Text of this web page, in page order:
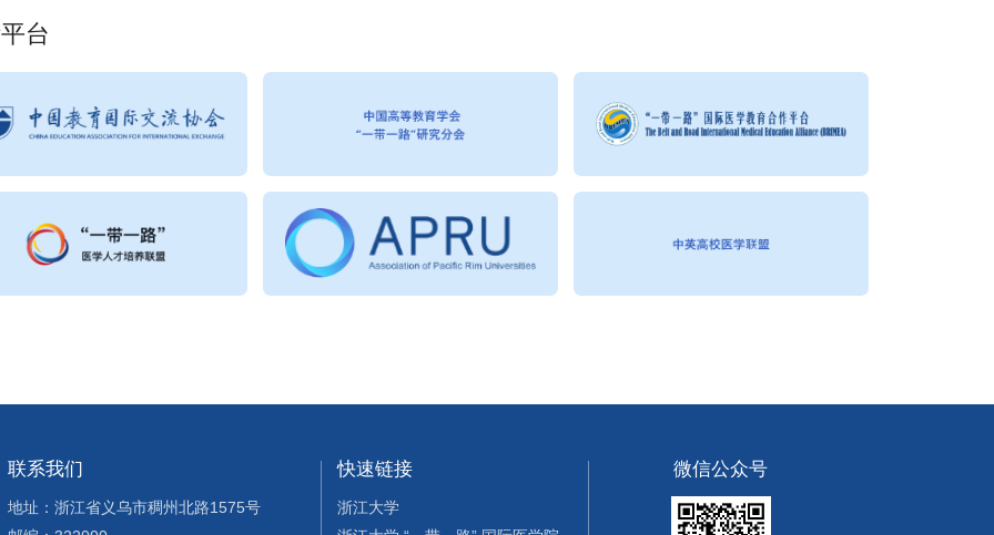
台
联系我们
地址：浙江省义乌市稠州北路1575号
快速链接
浙江大学
微信公众号